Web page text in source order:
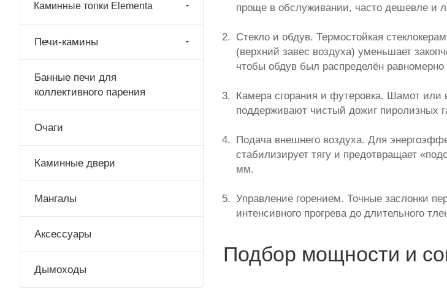
проще в обслуживании, часто дешевле и
Стекло и обдув. Термостойкая
(верхний завес воздуха) уменьшает
чтобы обдув был распределён равномерно
Камера сгорания и футеровка. Шамот или
поддерживают чистый дожиг пиролизных
Подача внешнего воздуха. Для
стабилизирует тягу и предотвращает
мм.
Управление горением. Точные заслонки
интенсивного прогрева до длительного
Подбор мощности и
Каминные топки Elementa
Печи-камины
Банные печи для
коллективного парения
Очаги
Каминные двери
Мангалы
Аксессуары
Дымоходы